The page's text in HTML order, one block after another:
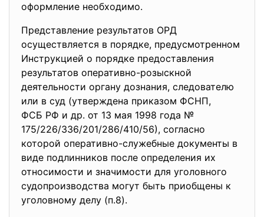
оформление необходимо.
Представление результатов ОРД
осуществляется в порядке, предусмотренном
Инструкцией о порядке предоставления
результатов оперативно-розыскной
деятельности органу дознания, следователю
или в суд (утверждена приказом ФСНП,
ФСБ РФ и др. от 13 мая 1998 года №
175/226/336/201/286/410/56), согласно
которой оперативно-служебные документы в
виде подлинников после определения их
относимости и значимости для уголовного
судопроизводства могут быть приобщены к
уголовному делу (п.8).